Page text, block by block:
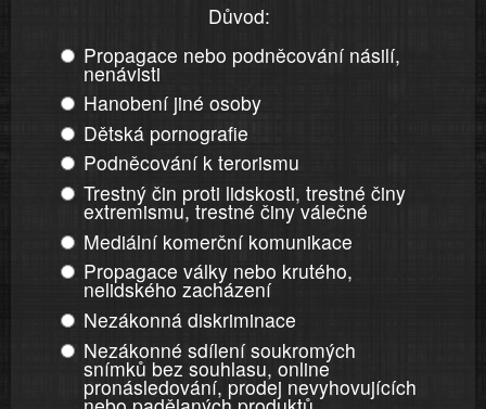
Důvod:
Propagace nebo podněcování násilí,
nenávisti
Hanobení jiné osoby
Dětská pornografie
Podněcování k terorismu
Trestný čin proti lidskosti, trestné činy
extremismu, trestné činy válečné
Mediální komerční komunikace
Propagace války nebo krutého,
nelidského zacházení
Nezákonná diskriminace
Nezákonné sdílení soukromých
snímků bez souhlasu, online
pronásledování, prodej nevyhovujících